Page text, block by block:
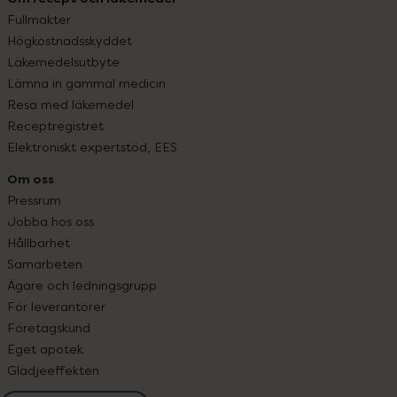
Fullmakter
Högkostnadsskyddet
Läkemedelsutbyte
Lämna in gammal medicin
Resa med läkemedel
Receptregistret
Elektroniskt expertstöd, EES
Om oss
Pressrum
Jobba hos oss
Hållbarhet
Samarbeten
Ägare och ledningsgrupp
För leverantörer
Företagskund
Eget apotek
Glädjeeffekten